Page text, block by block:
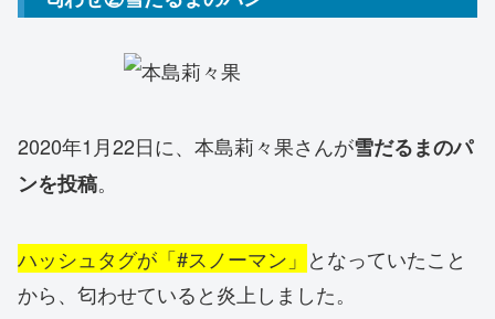
2020年1月22日に、本島莉々果さんが雪だるまのパ
ンを投稿。
ハッシュタグが「#スノーマン」 となっていたこと
から、匂わせていると炎上しました。